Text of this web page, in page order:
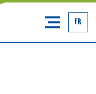
FR